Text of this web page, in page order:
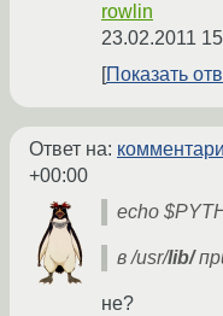
rowlin
23.02.2011
Показать
Ответ на:
+00:00
echo
в /usr/lib/
не?